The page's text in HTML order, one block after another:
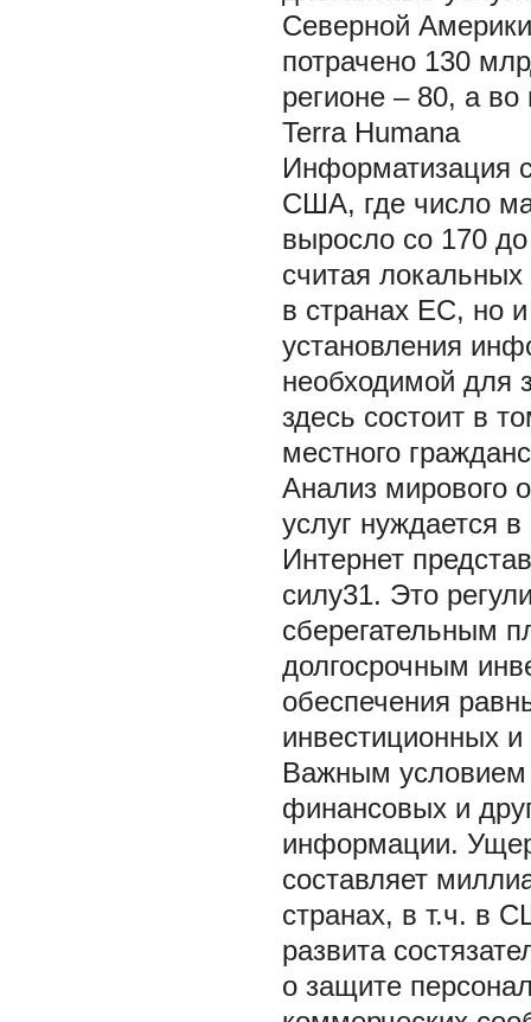
Северной
потрачено 130
регионе – 80, а
Terra Humana
Информатизация
США, где число
выросло со 170
считая
в странах ЕС, но
установления
необходимой для
здесь состоит в
местного
Анализ мирового
услуг нуждается
Интернет
силу31. Это
сберегательным
долгосрочным
обеспечения
инвестиционных
Важным условием
финансовых и
информации.
составляет
странах, в т.ч. в
развита
о защите